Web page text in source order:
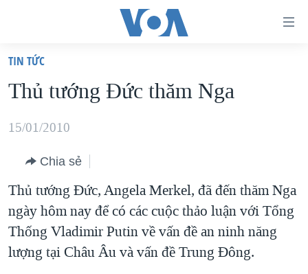
truy
cập
Tới
dung
chính
điều
hướng
chính
VIỆT NAM
HOA KỲ
BLOG
DIỄN ĐÀN
MỤC
TIN TỨC
Thủ tướng Ðức thăm Nga
15/01/2010
Chia sẻ
Thủ tướng Đức, Angela Merkel, đã đến thăm Nga
ngày hôm nay để có các cuộc thảo luận với Tổng
Thống Vladimir Putin về vấn đề an ninh năng
lượng tại Châu Âu và vấn đề Trung Đông.